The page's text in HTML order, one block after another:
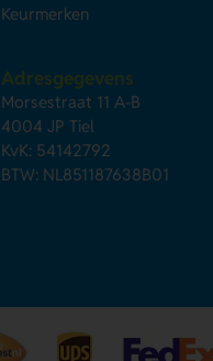
Keurmerken
Adresgegevens
Morsestraat 11 A-B
4004 JP Tiel
KvK: 54142792
BTW: NL851187638B01